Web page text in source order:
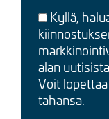
Kyllä,
alan
Voit
tahansa.